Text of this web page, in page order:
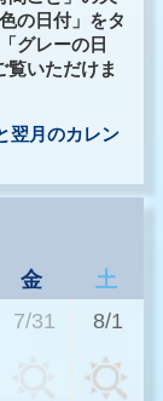
の日付」をタ
グレーの日
覧いただけま
翌月のカレン
金
土
7/31 8/1